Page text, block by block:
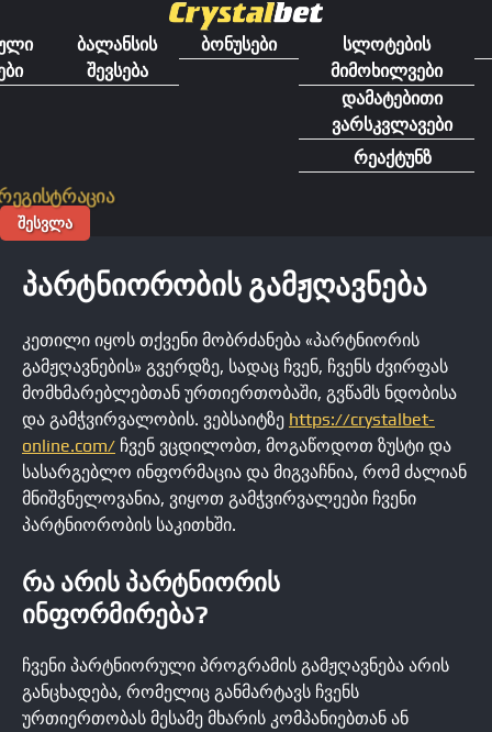
შინაარსზებალანსის
შევსება
ბონუსები
სლოტების
მიმოხილვები
დამატებითი
ვარსკვლავები
რეაქტუნზ
ᲨᲔᲡᲕᲚᲐ
ᲞᲐᲠᲢᲜᲘᲝᲠᲝᲑᲘᲡ ᲒᲐᲛᲟᲦᲐᲕᲜᲔᲑᲐ
კეთილი იყოს თქვენი მობრძანება «პარტნიორის
გამჟღავნების» გვერდზე, სადაც ჩვენ, ჩვენს ძვირფას
მომხმარებლებთან ურთიერთობაში, გვწამს ნდობისა
და გამჭვირვალობის. ვებსაიტზე https://crystalbet-
online.com/ ჩვენ ვცდილობთ, მოგაწოდოთ ზუსტი და
სასარგებლო ინფორმაცია და მიგვაჩნია, რომ ძალიან
მნიშვნელოვანია, ვიყოთ გამჭვირვალეები ჩვენი
პარტნიორობის საკითხში.
ᲠᲐ ᲐᲠᲘᲡ ᲞᲐᲠᲢᲜᲘᲝᲠᲘᲡ
ᲘᲜᲤᲝᲠᲛᲘᲠᲔᲑᲐ?
ჩვენი პარტნიორული პროგრამის გამჟღავნება არის
განცხადება, რომელიც განმარტავს ჩვენს
ურთიერთობას მესამე მხარის კომპანიებთან ან